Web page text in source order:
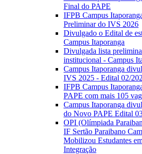
Final do PAPE
IFPB Campus
Preliminar do IVS 2026
Divulgado o Edital de
Campus Itaporanga
Divulgada lista
institucional - Campus
Campus Itaporanga
IVS 2025 - Edital 02/
IFPB Campus
PAPE com mais 105
Campus Itaporanga
do Novo PAPE Edital
OPI (Olímpiada
IF Sertão Paraibano
Mobilizou Estudantes
Integração